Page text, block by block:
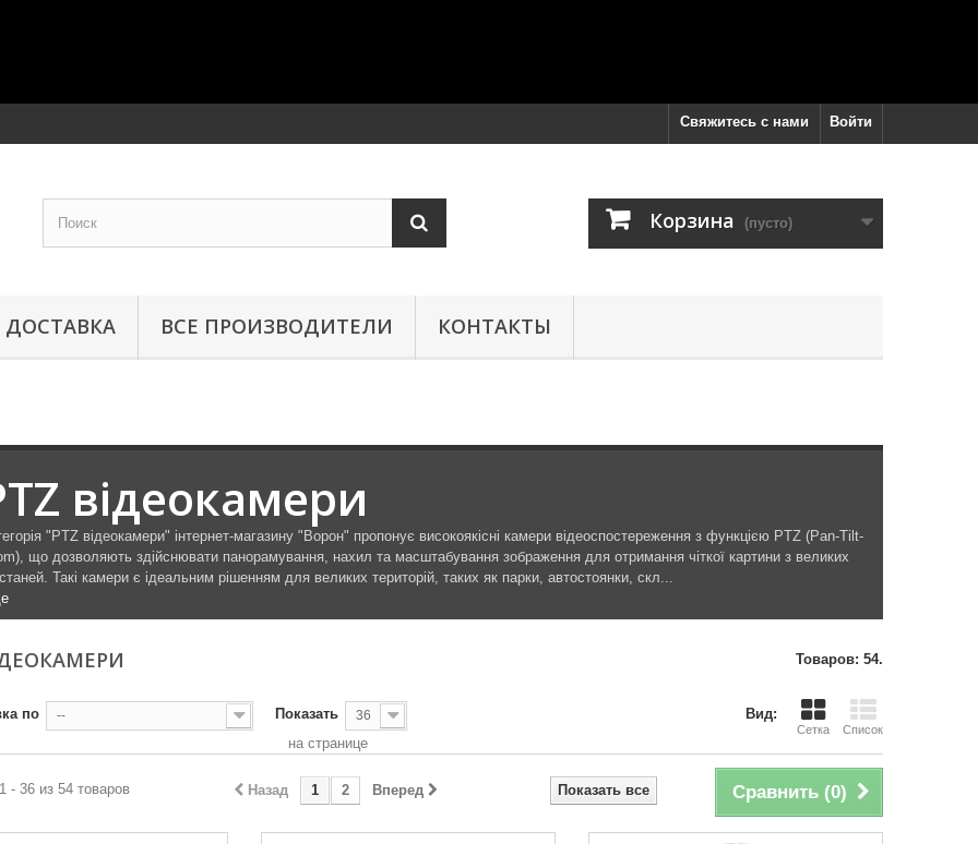
Войти
Свяжитесь с нами
Корзина (пусто)
ДОСТАВКА ВСЕ ПРОИЗВОДИТЕЛИ КОНТАКТЫ
відеокамери
"PTZ відеокамери" інтернет-магазину "Ворон" пропонує високоякісні камери відеоспостереження з функцією PTZ (Pan-Tilt-
що дозволяють здійснювати панорамування, нахил та масштабування зображення для отримання чіткої картини з великих
Такі камери є ідеальним рішенням для великих територій, таких як парки, автостоянки, скл...
Товаров: 54.
Вид:
Сетка Список
по -- Показать 36
на странице
Сравнить (0)
Показать все
Назад 1 2 Вперед
- 36 из 54 товаров